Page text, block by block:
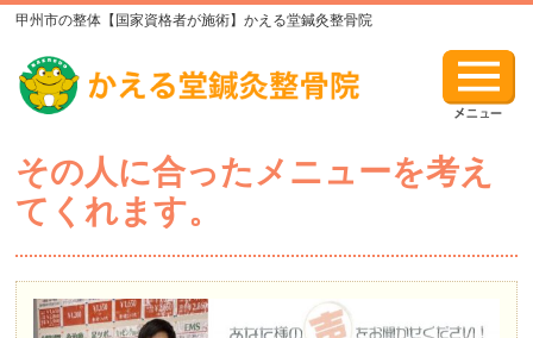
甲州市の整体【国家資格者が施術】かえる堂鍼灸整骨院
その人に合ったメニューを考え
てくれます。